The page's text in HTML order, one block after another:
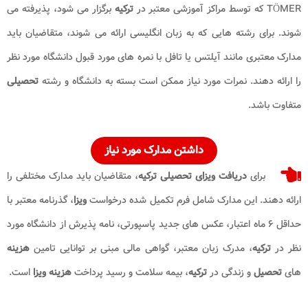
TÖMER که توسط مراکز آموزشی معتبر در
ترکیه برگزار می شود، پذیرفته می
شوند. برای رشته هایی که به زبان انگلیسی ارائه می شوند، متقاضیان باید
مدارک معتبری مانند آیلتس یا تافل با نمره های مورد قبول دانشگاه مورد نظر
را ارائه دهند. نمرات مورد نیاز ممکن است بسته به دانشگاه و رشته تحصیلی
متفاوت باشد.
داشتن مدارک مورد نیاز
برای دریافت ویزای تحصیلی ترکیه، متقاضیان باید مدارک مختلفی را
ارائه دهند. این مدارک شامل فرم تکمیل شده درخواستویزا، گذرنامه معتبر با
حداقل ۶ ماه اعتبار، عکس های جدید پاسپورتی، نامه پذیرش از دانشگاه مورد
نظر درترکیه، مدرک زبان معتبر، گواهی مالی مبنی بر توانایی تامین هزینه
هایتحصیلو زندگی درترکیه، بیمه سلامت و رسید پرداختهزینهویزا است.